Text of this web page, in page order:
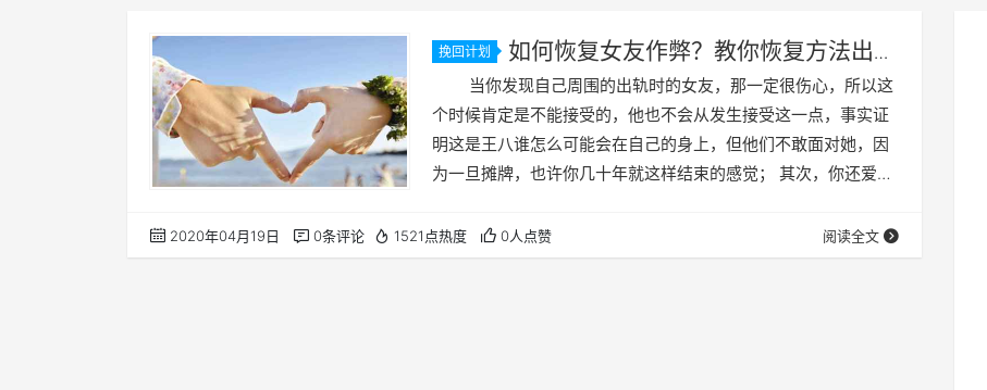
挽回计划
如何恢复女友作弊？教你恢复方法出轨
女友！
当你发现自己周围的出轨时的女友，那一定很伤心，所以这
个时候肯定是不能接受的，他也不会从发生接受这一点，事实证
明这是王八谁怎么可能会在自己的身上，但他们不敢面对她，因
为一旦摊牌，也许你几十年就这样结束的感觉； 其次，你还爱
才能做到的女性朋友挽回女友的心脏作弊？ 一种方法来恢复
他的出轨女友，不揭露真相 如果你偶尔发现在与他的女友与
2020年04月19日 0条评论 1521点热度 0人点赞 阅读全文